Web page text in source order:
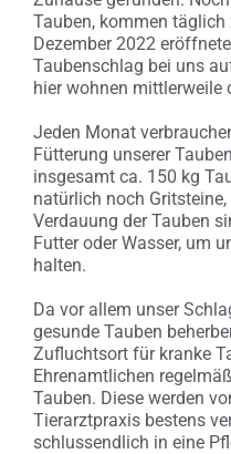
Tauben, kommen
Dezember 2022
Taubenschlag bei uns
hier wohnen mittlerweile
Jeden Monat
Fütterung unserer
insgesamt ca. 150 kg
natürlich noch
Verdauung der Tauben
Futter oder Wasser, um
halten.
Da vor allem unser
gesunde Tauben
Zufluchtsort für kranke
Ehrenamtlichen
Tauben. Diese werden
Tierarztpraxis bestens
schlussendlich in eine